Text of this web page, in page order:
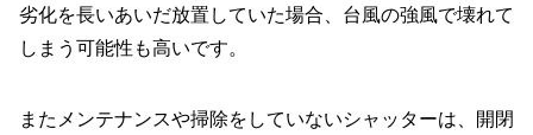
劣化を長いあいだ放置していた場合、台風の強風で壊れて
しまう可能性も高いです。
またメンテナンスや掃除をしていないシャッターは、開閉